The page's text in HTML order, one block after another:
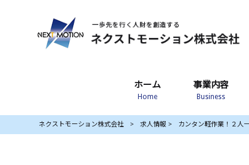
ホーム
Home
事業内容
Business
ネクストモーション株式会社 > 求人情報> カンタン軽作業！２